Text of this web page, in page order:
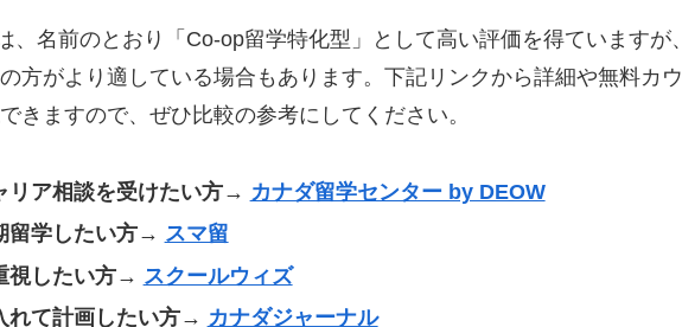
、名前のとおり「Co-op留学特化型」として高い評価を得ていますが、
方がより適している場合もあります。下記リンクから詳細や無料カウ
きますので、ぜひ比較の参考にしてください。
リア相談を受けたい方→ カナダ留学センター by DEOW
留学したい方→ スマ留
視したい方→ スクールウィズ
れて計画したい方→ カナダジャーナル